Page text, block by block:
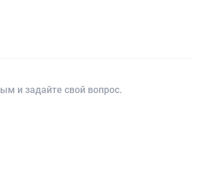
и задайте свой вопрос.